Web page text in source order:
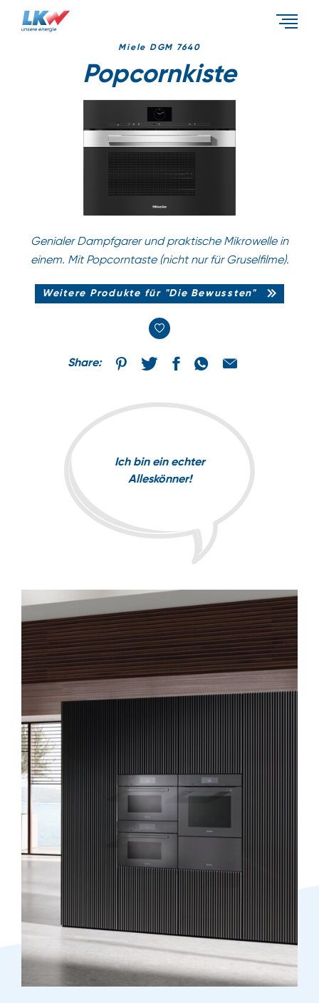
Events & Aktionen
Energietypen
Miele DGM 7640
Popcornkiste
Genialer Dampfgarer und praktische Mikrowelle in
einem. Mit Popcorntaste (nicht nur für Gruselfilme).
Weitere Produkte für "Die Bewussten"
Share:
Ich bin ein echter
Alleskönner!